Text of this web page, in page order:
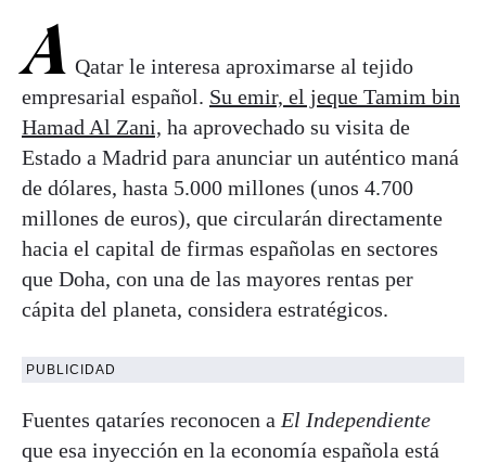
A Qatar le interesa aproximarse al tejido
empresarial español. Su emir, el jeque Tamim bin
Hamad Al Zani, ha aprovechado su visita de
Estado a Madrid para anunciar un auténtico maná
de dólares, hasta 5.000 millones (unos 4.700
millones de euros), que circularán directamente
hacia el capital de firmas españolas en sectores
que Doha, con una de las mayores rentas per
cápita del planeta, considera estratégicos.
PUBLICIDAD
Fuentes qataríes reconocen a El Independiente
que esa inyección en la economía española está